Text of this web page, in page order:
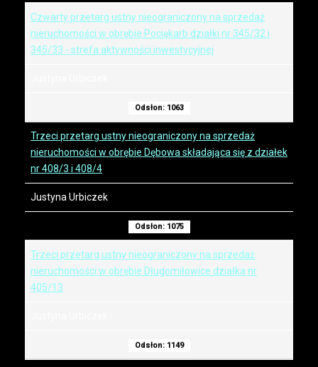
Czwarty przetarg ustny nieograniczony na sprzedaż
nieruchomości w obrębie Pociękarb działki nr 345/32 i
345/33 - strefa aktywności inwestycyjnej
Odsłon: 1063
Trzeci przetarg ustny nieograniczony na sprzedaż
nieruchomości w obrębie Dębowa składająca się z działek
nr 408/3 i 408/4
Justyna Urbiczek
Odsłon: 1075
Trzeci przetarg ustny nieograniczony na sprzedaż
nieruchomości w obrębie Długomiłowice działka nr
405/13
Odsłon: 1149